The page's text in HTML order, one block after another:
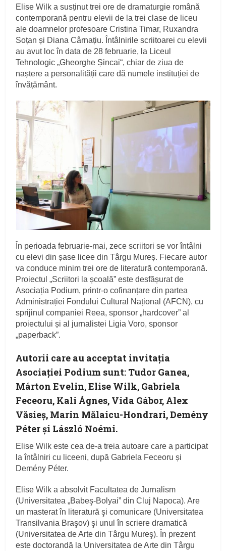
Elise Wilk a susținut trei ore de dramaturgie română
contemporană pentru elevii de la trei clase de liceu
ale doamnelor profesoare Cristina Timar, Ruxandra
Soțan și Diana Cârnațiu. Întâlnirile scriitoarei cu elevii
au avut loc în data de 28 februarie, la Liceul
Tehnologic „Gheorghe Șincai“, chiar de ziua de
naștere a personalității care dă numele instituției de
învățământ.
În perioada februarie-mai, zece scriitori se vor întâlni
cu elevi din șase licee din Târgu Mureș. Fiecare autor
va conduce minim trei ore de literatură contemporană.
Proiectul „Scriitori la școală” este desfășurat de
Asociația Podium, printr-o cofinanțare din partea
Administrației Fondului Cultural Național (AFCN), cu
sprijinul companiei Reea, sponsor „hardcover” al
proiectului și al jurnalistei Ligia Voro, sponsor
„paperback”.
Autorii care au acceptat invitația
Asociației Podium sunt: Tudor Ganea,
Márton Evelin, Elise Wilk, Gabriela
Feceoru, Kali Ágnes, Vida Gábor, Alex
Văsieș, Marin Mălaicu-Hondrari, Demény
Péter și László Noémi.
Elise Wilk este cea de-a treia autoare care a participat
la întâlniri cu liceeni, după Gabriela Feceoru și
Demény Péter.
Elise Wilk a absolvit Facultatea de Jurnalism
(Universitatea „Babeş-Bolyai” din Cluj Napoca). Are
un masterat în literatură şi comunicare (Universitatea
Transilvania Braşov) şi unul în scriere dramatică
(Universitatea de Arte din Târgu Mureş). În prezent
este doctorandă la Universitatea de Arte din Târgu